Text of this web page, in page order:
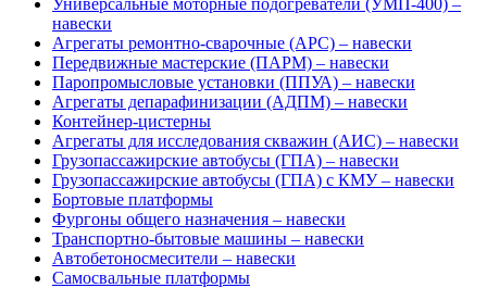
Универсальные моторные подогреватели (УМП-400) –
навески
Агрегаты ремонтно-сварочные (АРС) – навески
Передвижные мастерские (ПАРМ) – навески
Паропромысловые установки (ППУА) – навески
Агрегаты депарафинизации (АДПМ) – навески
Контейнер-цистерны
Агрегаты для исследования скважин (АИС) – навески
Грузопассажирские автобусы (ГПА) – навески
Грузопассажирские автобусы (ГПА) с КМУ – навески
Бортовые платформы
Фургоны общего назначения – навески
Транспортно-бытовые машины – навески
Автобетоносмесители – навески
Самосвальные платформы